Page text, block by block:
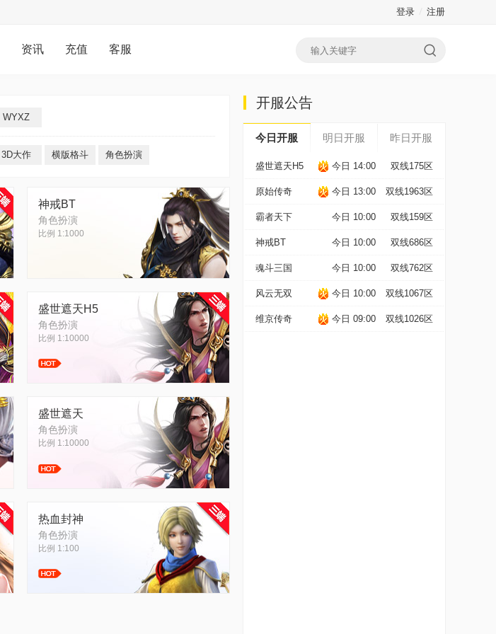
登录 注册
资讯 充值 客服
WYXZ
3D大作 横版格斗 角色扮演
神戒BT
角色扮演
比例 1:1000
盛世遮天H5
角色扮演
比例 1:10000
盛世遮天
角色扮演
比例 1:10000
热血封神
角色扮演
比例 1:100
开服公告
今日开服 明日开服 昨日开服
盛世遮天H5 今日 14:00 双线175区
原始传奇 今日 13:00 双线1963区
霸者天下 今日 10:00 双线159区
神戒BT 今日 10:00 双线686区
魂斗三国 今日 10:00 双线762区
风云无双 今日 10:00 双线1067区
维京传奇 今日 09:00 双线1026区